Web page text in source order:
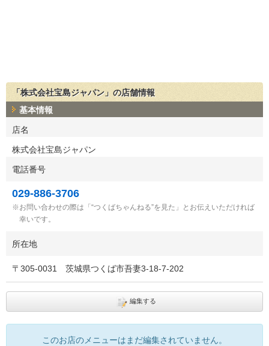
「株式会社宝島ジャパン」の店舗情報
基本情報
店名
株式会社宝島ジャパン
電話番号
029-886-3706
お問い合わせの際は「“つくばちゃんねる”を見た」とお伝えいただければ
幸いです。
所在地
〒 305-0031 茨城県つくば市吾妻3-18-7-202
編集する
このお店のメニューはまだ編集されていません。